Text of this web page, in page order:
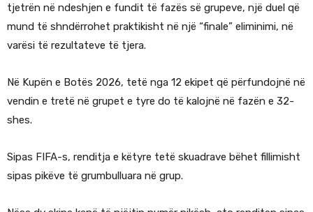
tjetrën në ndeshjen e fundit të fazës së grupeve, një duel që
mund të shndërrohet praktikisht në një “finale” eliminimi, në
varësi të rezultateve të tjera.
Në Kupën e Botës 2026, tetë nga 12 ekipet që përfundojnë në
vendin e tretë në grupet e tyre do të kalojnë në fazën e 32-
shes.
Sipas FIFA-s, renditja e këtyre tetë skuadrave bëhet fillimisht
sipas pikëve të grumbulluara në grup.